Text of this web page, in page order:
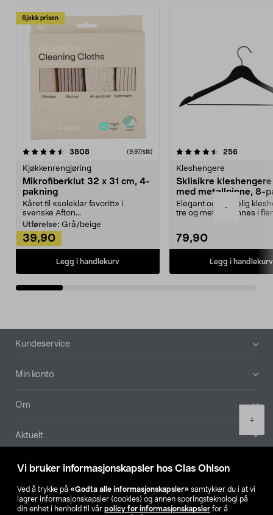
Vi bruker informasjonskapsler hos Clas Ohlson
Ved å trykke på «Godta alle informasjonskapsler» samtykker du i at vi
lagrer informasjonskapsler (cookies) og annen sporingsteknologi på
din enhet i henhold til vår policy for informasjonskapsler for å
-
+
Sjekk prisen
3808anmeldelser(9,97/stk)
Kjøkkenrengjøring
Mikrofiberklut 32 x 31 cm, 4-
pakning
Kåret til «soleklar favoritt» i
svenske Afton...
Utførelse: Grå/beige
39,90
Legg i handlekurv
4.5av 5 stjerner 256
Kleshengere
Sklisikre
med metallpinne, 8-
Elegant og skikkelig
tre og metall – finnes i
79,90
Legg i handlekurv
4.5av 5 stjerner
Bunntekst
Kundeservice
Min konto
Om
Aktuelt
Våre selskaper
Finn din butikk